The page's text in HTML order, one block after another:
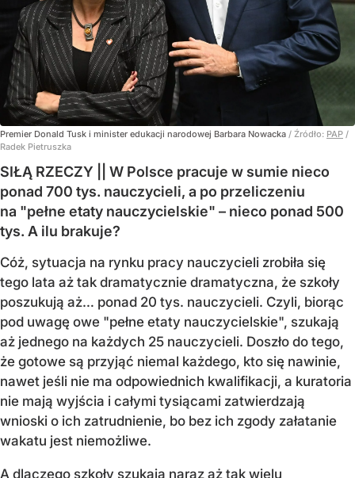
Premier Donald Tusk i minister edukacji narodowej Barbara Nowacka / Źródło: PAP /
Radek Pietruszka
SIŁĄ RZECZY || W Polsce pracuje w sumie nieco
ponad 700 tys. nauczycieli, a po przeliczeniu
na "pełne etaty nauczycielskie" – nieco ponad 500
tys. A ilu brakuje?
Cóż, sytuacja na rynku pracy nauczycieli zrobiła się
tego lata aż tak dramatycznie dramatyczna, że szkoły
poszukują aż… ponad 20 tys. nauczycieli. Czyli, biorąc
pod uwagę owe "pełne etaty nauczycielskie", szukają
aż jednego na każdych 25 nauczycieli. Doszło do tego,
że gotowe są przyjąć niemal każdego, kto się nawinie,
nawet jeśli nie ma odpowiednich kwalifikacji, a kuratoria
nie mają wyjścia i całymi tysiącami zatwierdzają
wnioski o ich zatrudnienie, bo bez ich zgody załatanie
wakatu jest niemożliwe.
A dlaczego szkoły szukają naraz aż tak wielu